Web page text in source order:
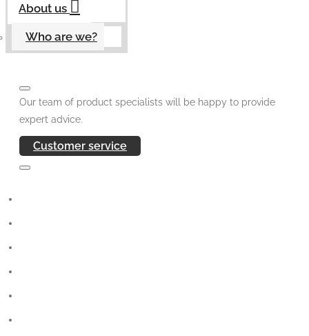
About us
Who are we?
Our team of product specialists will be happy to provide
expert advice.
Customer service